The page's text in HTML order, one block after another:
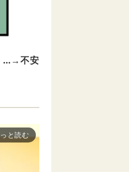
…→不安
と読む